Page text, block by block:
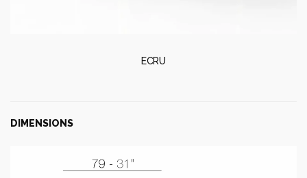
ECRU
DIMENSIONS